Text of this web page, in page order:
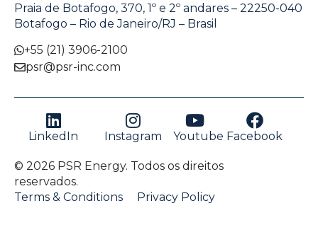
Praia de Botafogo, 370, 1º e 2º andares – 22250-040
Botafogo – Rio de Janeiro/RJ – Brasil
+55 (21) 3906-2100
psr@psr-inc.com
LinkedIn Instagram Youtube Facebook
© 2026 PSR Energy. Todos os direitos
reservados.
Terms & Conditions
Privacy Policy